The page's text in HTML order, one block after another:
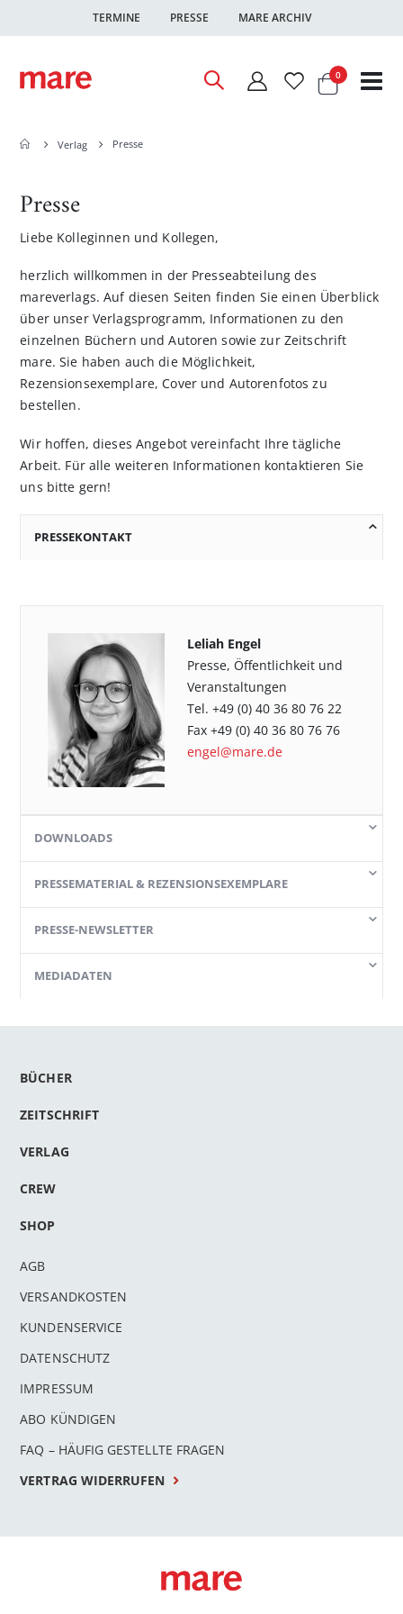
TERMINE PRESSE MARE ARCHIV
Warenkorb
0Artikel
Verlag Presse
Presse
Liebe Kolleginnen und Kollegen,
herzlich willkommen in der Presseabteilung des
mareverlags. Auf diesen Seiten finden Sie einen Überblick
über unser Verlagsprogramm, Informationen zu den
einzelnen Büchern und Autoren sowie zur Zeitschrift
mare. Sie haben auch die Möglichkeit,
Rezensionsexemplare, Cover und Autorenfotos zu
bestellen.
Wir hoffen, dieses Angebot vereinfacht Ihre tägliche
Arbeit. Für alle weiteren Informationen kontaktieren Sie
uns bitte gern!
PRESSEKONTAKT
Leliah Engel
Presse, Öffentlichkeit und
Veranstaltungen
Tel. +49 (0) 40 36 80 76 22
Fax +49 (0) 40 36 80 76 76
engel@mare.de
DOWNLOADS
PRESSEMATERIAL & REZENSIONSEXEMPLARE
PRESSE-NEWSLETTER
MEDIADATEN
BÜCHER
ZEITSCHRIFT
VERLAG
CREW
SHOP
AGB
VERSANDKOSTEN
KUNDENSERVICE
DATENSCHUTZ
IMPRESSUM
ABO KÜNDIGEN
FAQ – HÄUFIG GESTELLTE FRAGEN
VERTRAG WIDERRUFEN